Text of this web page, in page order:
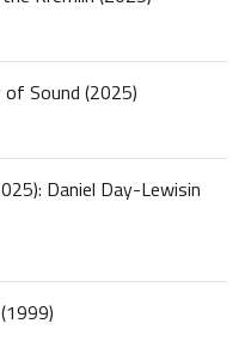
Sound (2025)
Daniel Day-Lewisin